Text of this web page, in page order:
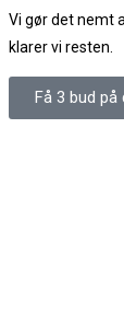
Vi gør det nemt
klarer vi resten.
Få 3 bud på